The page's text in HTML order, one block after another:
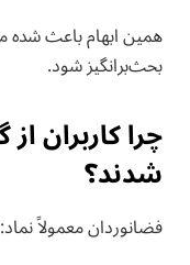
بحث‌برانگیز شود.
شدند؟
فضانوردان معمولاً نماد: